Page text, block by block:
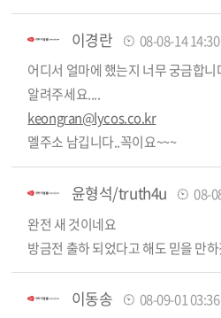
이경란
08-08-14 14:30
어디서 얼마에 했는지 너무 궁금합니
알려주세요....
keongran@lycos.co.kr
멜주소 남깁니다..꼭이요~~~
윤형석/truth4u
08-
완전 새 것이네요
방금전 출하 되었다고 해도 믿을 만
이동송
08-09-01 03:36